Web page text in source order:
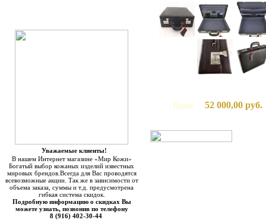
Уважаемые клиенты!
В нашем Интернет магазине «Мир Кожи»
Богатый выбор кожаных изделий известных
мировых брендов.Всегда для Вас проводятся
всевозможные акции. Так же в зависимости от
объема заказа, суммы и т.д. предусмотрена
гибкая система скидок.
Подробную информацию о скидках Вы
можете узнать, позвонив по телефону
8 (916) 402-30-44
Цена: 52 000,00 руб.